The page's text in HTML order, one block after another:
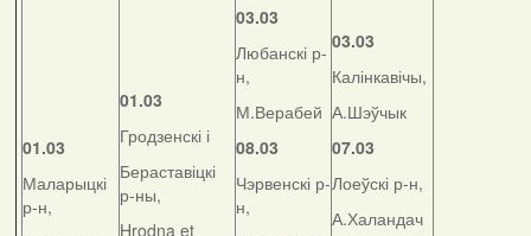
01.03
Маларыцкі
р-н,
01.03
Гродзенскі і
Бераставіцкі
р-ны,
Hrodna et
03.03
Любанскі р-
н,
М.Верабей
08.03
Чэрвенскі р-
н,
03.03
Калінкавічы,
А.Шэўчык
07.03
Лоеўскі р-н,
А.Халандач